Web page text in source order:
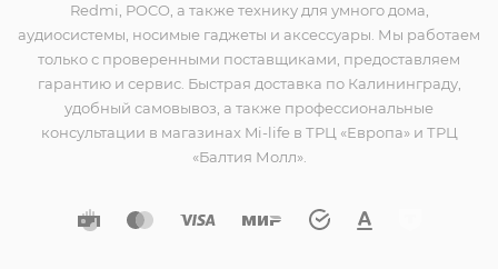
Redmi, POCO, а также технику для умного дома,
аудиосистемы, носимые гаджеты и аксессуары. Мы работаем
только с проверенными поставщиками, предоставляем
гарантию и сервис. Быстрая доставка по Калининграду,
удобный самовывоз, а также профессиональные
консультации в магазинах Mi-life в ТРЦ «Европа» и ТРЦ
«Балтия Молл».